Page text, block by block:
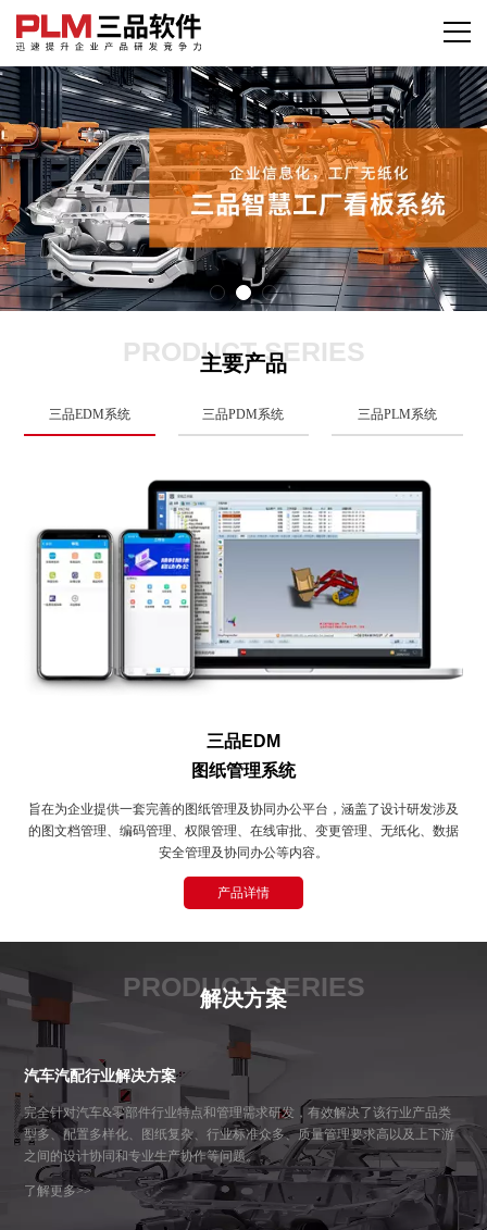
PRODUCT SERIES
主要产品
三品EDM系统 三品PDM系统 三品PLM系统
三品EDM
图纸管理系统
旨在为企业提供一套完善的图纸管理及协同办公平台，涵盖了设计研发涉及
的图文档管理、编码管理、权限管理、在线审批、变更管理、无纸化、数据
安全管理及协同办公等内容。
产品详情
PRODUCT SERIES
解决方案
汽车汽配行业解决方案
完全针对汽车&零部件行业特点和管理需求研发，有效解决了该行业产品类
型多、配置多样化、图纸复杂、行业标准众多、质量管理要求高以及上下游
之间的设计协同和专业生产协作等问题。
了解更多>>